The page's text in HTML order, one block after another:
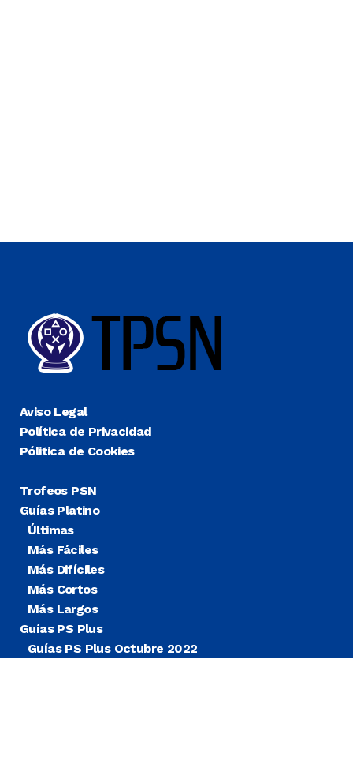
Aviso Legal
Política de Privacidad
Pólitica de Cookies
Trofeos PSN
Guías Platino
Últimas
Más Fáciles
Más Difíciles
Más Cortos
Más Largos
Guías PS Plus
Guías PS Plus Octubre 2022